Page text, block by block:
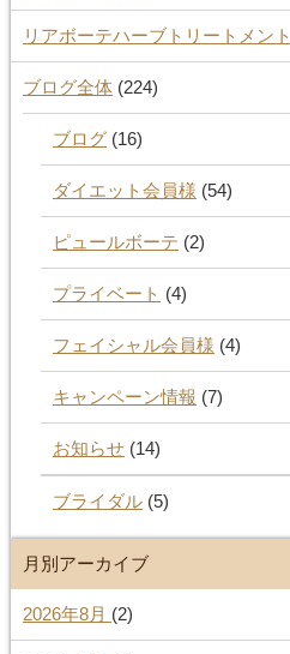
リアボーテハーブトリートメント
ブログ全体(224)
ブログ(16)
ダイエット会員様 (54)
ピュールボーテ (2)
プライベート (4)
フェイシャル会員様 (4)
キャンペーン情報 (7)
お知らせ(14)
ブライダル(5)
月別アーカイブ
2026年8月 (2)